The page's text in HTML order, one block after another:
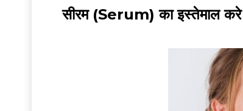
सीरम (Serum) का इस्तेमाल करे